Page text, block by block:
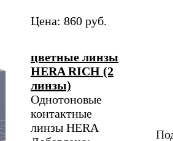
Цена: 860 руб.
цветные линзы
HERA RICH (2
линзы)
Однотоновые
контактные
линзы HERA